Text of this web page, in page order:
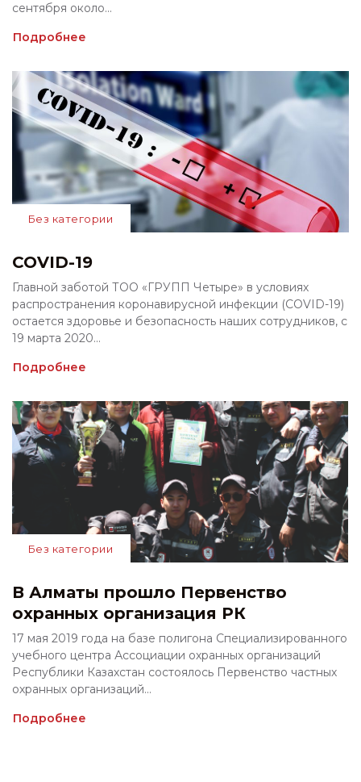
сентября около...
Подробнее
Без категории
COVID-19
Главной заботой ТОО «ГРУПП Четыре» в условиях
распространения коронавирусной инфекции (COVID-19)
остается здоровье и безопасность наших сотрудников, с
19 марта 2020...
Подробнее
Без категории
В Алматы прошло Первенство
охранных организация РК
17 мая 2019 года на базе полигона Специализированного
учебного центра Ассоциации охранных организаций
Республики Казахстан состоялось Первенство частных
охранных организаций...
Подробнее